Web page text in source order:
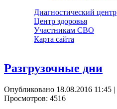
Диагностический центр
Центр здоровья
Участникам СВО
Карта сайта
Разгрузочные дни
Опубликовано 18.08.2016 11:45 |
Просмотров: 4516